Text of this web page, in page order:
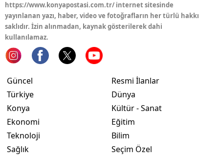
Siirt
Sinop
Trabzon
Şanlıurfa
https://www.konyapostasi.com.tr/ internet sitesinde
yayınlanan yazı, haber, video ve fotoğrafların her türlü hakkı
saklıdır. İzin alınmadan, kaynak gösterilerek dahi
kullanılamaz.
Güncel
Türkiye
Konya
Ekonomi
Teknoloji
Sağlık
Resmi İlanlar
Dünya
Kültür - Sanat
Eğitim
Bilim
Seçim Özel